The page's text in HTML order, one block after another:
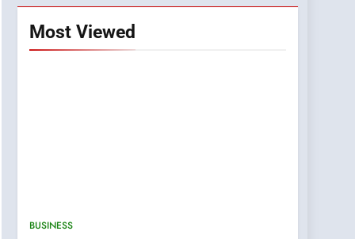
Most Viewed
BUSINESS